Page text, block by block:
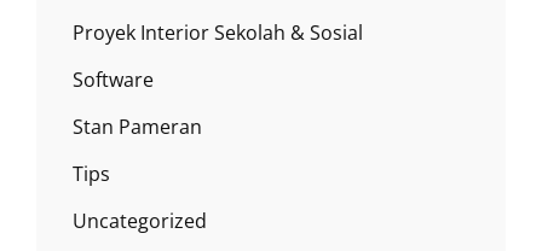
Proyek Interior Sekolah & Sosial
Software
Stan Pameran
Tips
Uncategorized